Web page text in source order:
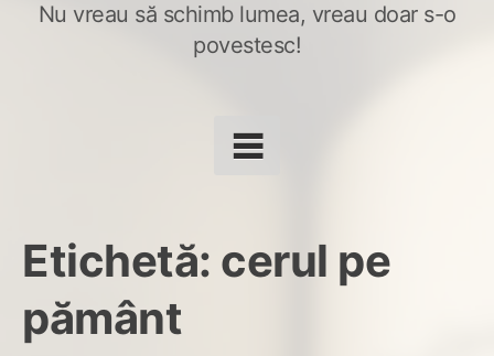
Nu vreau să schimb lumea, vreau doar s-o
povestesc!
Etichetă: cerul pe
pământ